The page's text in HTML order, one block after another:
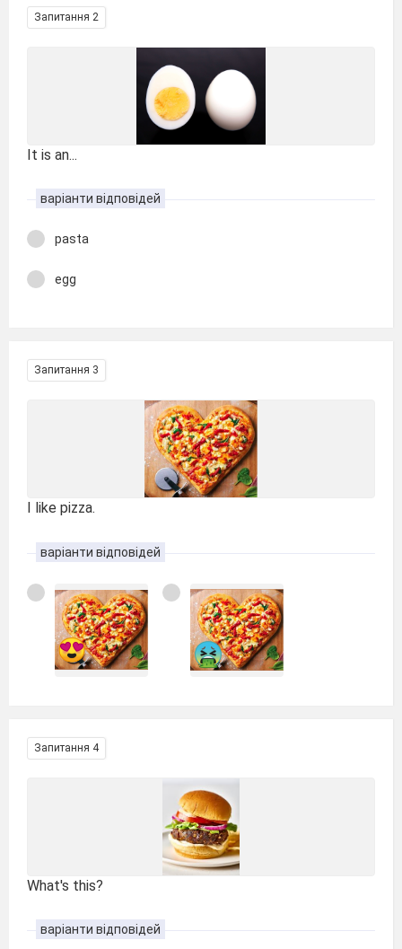
Запитання 2
It is an...
варіанти відповідей
pasta
egg
Запитання 3
I like pizza.
варіанти відповідей
Запитання 4
What's this?
варіанти відповідей